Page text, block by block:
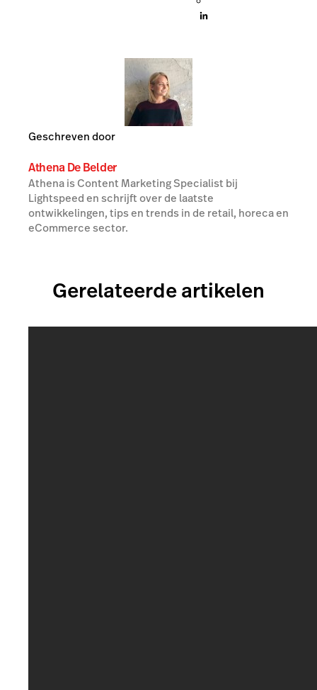
Geschreven door
Athena De Belder
Athena is Content Marketing Specialist bij
Lightspeed en schrijft over de laatste
ontwikkelingen, tips en trends in de retail, horeca en
eCommerce sector.
Gerelateerde artikelen